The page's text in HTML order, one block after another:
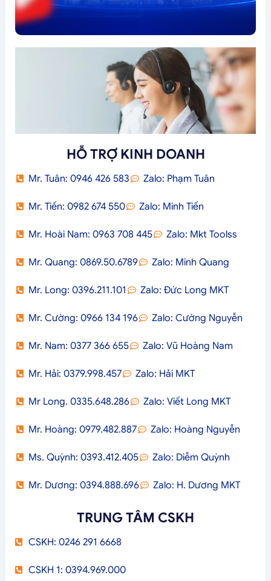
HỖ TRỢ KINH DOANH
Mr. Tuân: 0946 426 583 Zalo: Phạm Tuân
Mr. Tiến: 0982 674 550 Zalo: Minh Tiến
Mr. Hoài Nam: 0963 708 445 Zalo: Mkt Toolss
Mr. Quang: 0869.50.6789 Zalo: Minh Quang
Mr. Long: 0396.211.101 Zalo: Đức Long MKT
Mr. Cường: 0966 134 196 Zalo: Cường Nguyễn
Mr. Nam: 0377 366 655 Zalo: Vũ Hoàng Nam
Mr. Hải: 0379.998.457 Zalo: Hải MKT
Mr Long. 0335.648.286 Zalo: Viết Long MKT
Mr. Hoàng: 0979.482.887 Zalo: Hoàng Nguyễn
Ms. Quỳnh: 0393.412.405 Zalo: Diễm Quỳnh
Mr. Dương: 0394.888.696 Zalo: H. Dương MKT
TRUNG TÂM CSKH
CSKH: 0246 291 6668
CSKH 1: 0394.969.000